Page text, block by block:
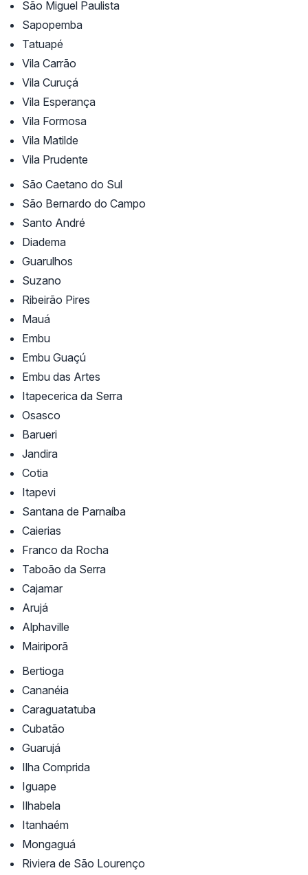
São Miguel Paulista
Sapopemba
Tatuapé
Vila Carrão
Vila Curuçá
Vila Esperança
Vila Formosa
Vila Matilde
Vila Prudente
São Caetano do Sul
São Bernardo do Campo
Santo André
Diadema
Guarulhos
Suzano
Ribeirão Pires
Mauá
Embu
Embu Guaçú
Embu das Artes
Itapecerica da Serra
Osasco
Barueri
Jandira
Cotia
Itapevi
Santana de Parnaíba
Caierias
Franco da Rocha
Taboão da Serra
Cajamar
Arujá
Alphaville
Mairiporã
Bertioga
Cananéia
Caraguatatuba
Cubatão
Guarujá
Ilha Comprida
Iguape
Ilhabela
Itanhaém
Mongaguá
Riviera de São Lourenço